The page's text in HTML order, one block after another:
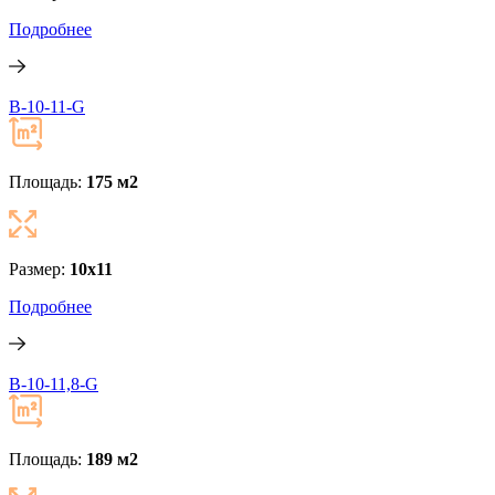
Подробнее
В-10-11-G
Площадь: 175 м2
Размер: 10х11
Подробнее
В-10-11,8-G
Площадь: 189 м2